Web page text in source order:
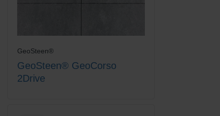
GeoSteen®
GeoSteen® GeoCorso
2Drive